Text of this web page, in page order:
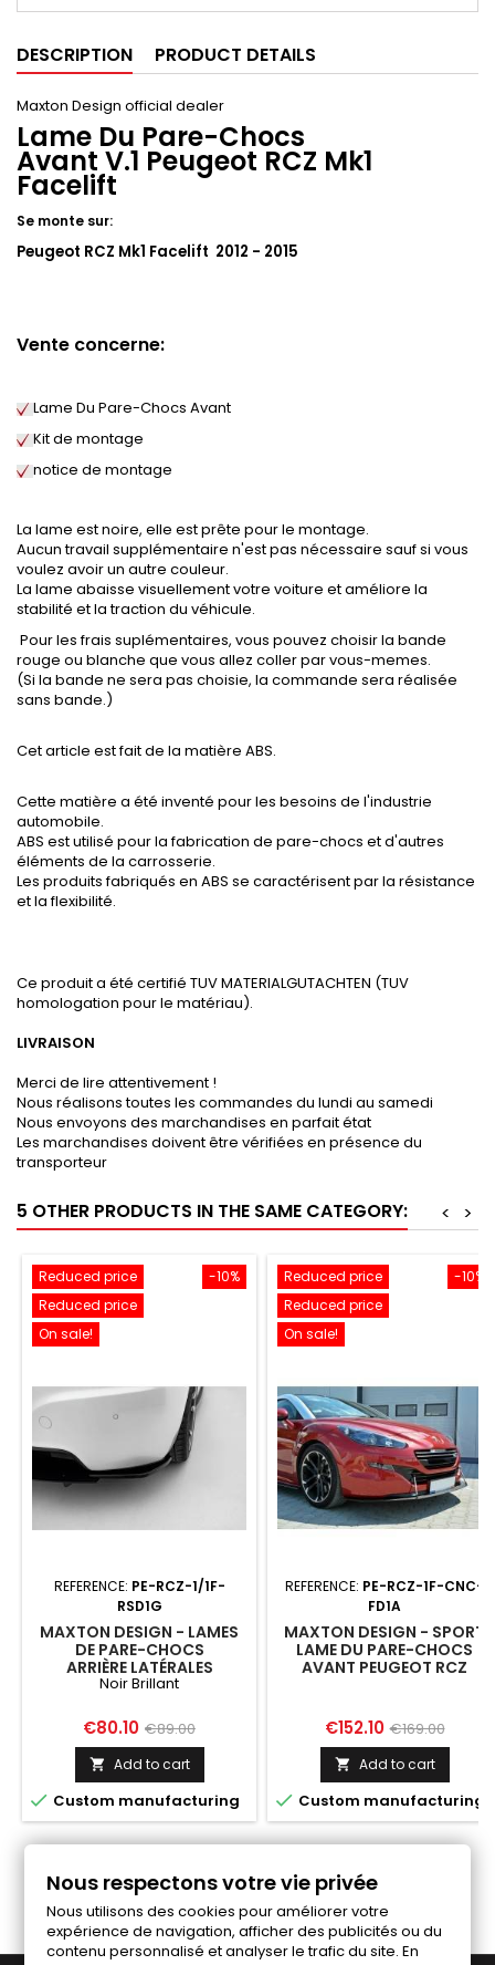
DESCRIPTION PRODUCT DETAILS
Maxton Design official dealer
Lame Du Pare-Chocs
Avant V.1 Peugeot RCZ Mk1
Facelift
Se monte sur:
Peugeot RCZ Mk1 Facelift 2012 - 2015
Vente concerne:
Lame Du Pare-Chocs Avant
Kit de montage
notice de montage
La lame est noire, elle est prête pour le montage.
Aucun travail supplémentaire n'est pas nécessaire sauf si vous
voulez avoir un autre couleur.
La lame abaisse visuellement votre voiture et améliore la
stabilité et la traction du véhicule.
Pour les frais suplémentaires, vous pouvez choisir la bande
rouge ou blanche que vous allez coller par vous-memes.
(Si la bande ne sera pas choisie, la commande sera réalisée
sans bande.)
Cet article est fait de la matière ABS.
Cette matière a été inventé pour les besoins de l'industrie
automobile.
ABS est utilisé pour la fabrication de pare-chocs et d'autres
éléments de la carrosserie.
Les produits fabriqués en ABS se caractérisent par la résistance
et la flexibilité.
Ce produit a été certifié TUV MATERIALGUTACHTEN (TUV
homologation pour le matériau).
LIVRAISON
Merci de lire attentivement !
Nous réalisons toutes les commandes du lundi au samedi
Nous envoyons des marchandises en parfait état
Les marchandises doivent être vérifiées en présence du
transporteur
5 OTHER PRODUCTS IN THE SAME CATEGORY: >
<
-10%
Reduced price
Reduced price
On sale!
REFERENCE: PE-RCZ-1/1F-
RSD1G
MAXTON DESIGN - LAMES
DE PARE-CHOCS
ARRIÈRE LATÉRALES
PEUGEOT RCZ MK1 / MK1
Noir Brillant
Price
€80.10 Regular
price
€89.00
 Add to cart
 Custom manufacturing
-10%
Reduced price
Reduced price
On sale!
REFERENCE: PE-RCZ-1F-CNC-
FD1A
MAXTON DESIGN - SPORT
LAME DU PARE-CHOCS
AVANT PEUGEOT RCZ
Price
€152.10 Regular
price
€169.00
 Add to cart
 Custom manufacturing
Follow us on Facebook
Nous respectons votre vie privée
Nous utilisons des cookies pour améliorer votre
expérience de navigation, afficher des publicités ou du
contenu personnalisé et analyser le trafic du site. En